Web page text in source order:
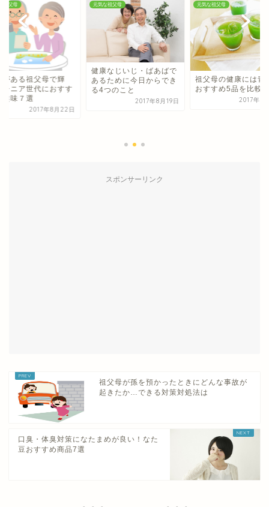
祖父母
なじいじ・ばあばで
ために今日からでき
のこと
2017年8月19日
元気な祖父母
祖父母の健康には青汁！
おすすめ5品を比較！
2017年9月18日
元気な祖父母
趣味がある祖父母で
スポンサーリンク
祖父母が孫を預かったときにどんな事故が
起きたか…できる対策対処法は
口臭・体臭対策になたまめが良い！なた
豆おすすめ商品7選